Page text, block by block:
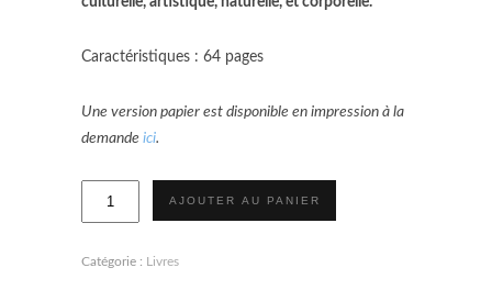
Caractéristiques : 64 pages
Une version papier est disponible en impression à la
demande ici.
Guide
pour
AJOUTER AU PANIER
Catégorie : Livres